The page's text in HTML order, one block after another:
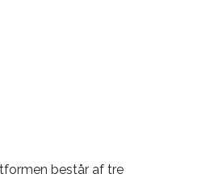
består af tre